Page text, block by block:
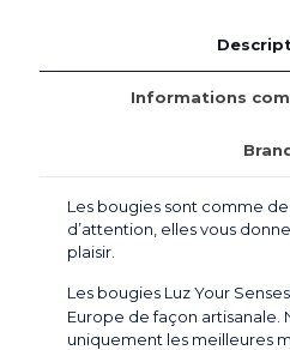
Informations
Les bougies sont comme
d’attention, elles vous
plaisir.
Les bougies Luz Your Senses
Europe de façon artisanale.
uniquement les meilleures